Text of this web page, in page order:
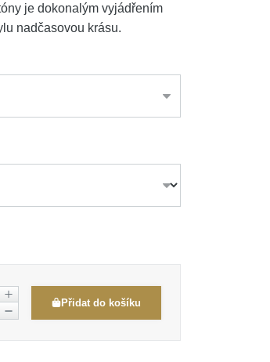
je dokonalým vyjádřením
nadčasovou krásu.
Přidat do košíku